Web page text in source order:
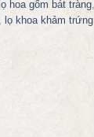
lọ hoa gốm bát tràng,
lọ khoa khảm trứng